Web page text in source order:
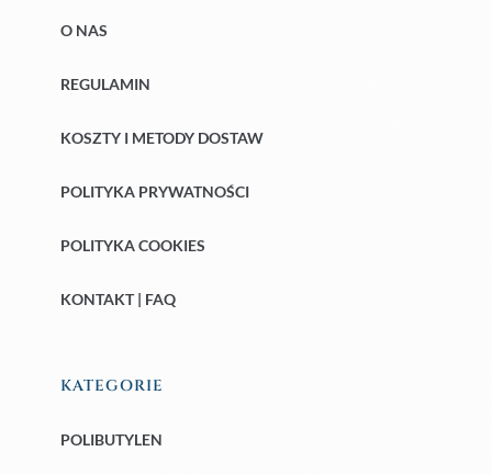
O NAS
REGULAMIN
KOSZTY I METODY DOSTAW
POLITYKA PRYWATNOŚCI
POLITYKA COOKIES
KONTAKT | FAQ
KATEGORIE
POLIBUTYLEN